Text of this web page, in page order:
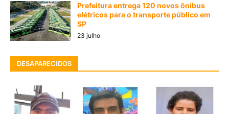
Prefeitura entrega 120 novos ônibus
elétricos para o transporte público em
SP
23 julho
DESAPARECIDOS